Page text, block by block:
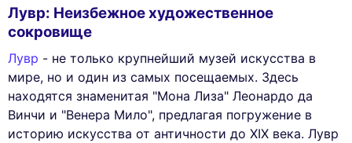
Лувр: Неизбежное художественное
сокровище
Лувр - не только крупнейший музей искусства в
мире, но и один из самых посещаемых. Здесь
находятся знаменитая "Мона Лиза" Леонардо да
Винчи и "Венера Мило", предлагая погружение в
историю искусства от античности до XIX века. Лувр